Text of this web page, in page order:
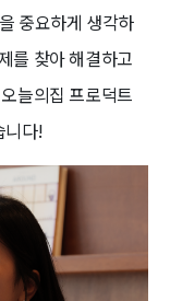
중요하게 생각하
를 찾아 해결하고
늘의집 프로덕트
니다!